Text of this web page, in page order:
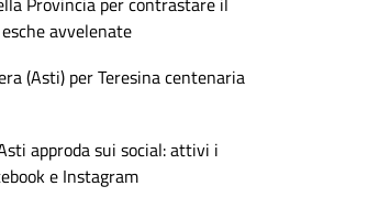
avvelenate
(Asti) per Teresina centenaria
approda sui social: attivi i
e Instagram